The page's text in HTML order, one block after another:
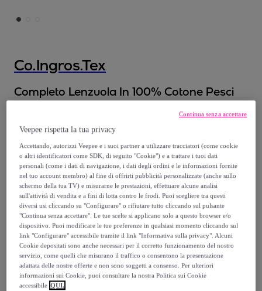
Co.Ingros.Tex
Completo Lenzuola In 100% Cotone Pesci
A partire da
40,90 €
73, €
-44%
Venduto daCo.Ingros.Tex
Consegna
Veepee rispetta la tua privacy
Accettando, autorizzi Veepee e i suoi partner a utilizzare tracciatori (come cookie
o altri identificatori come SDK, di seguito "Cookie") e a trattare i tuoi dati
personali (come i dati di navigazione, i dati degli ordini e le informazioni fornite
nel tuo account membro) al fine di offrirti pubblicità personalizzate (anche sullo
schermo della tua TV) e misurarne le prestazioni, effettuare alcune analisi
sull'attività di vendita e a fini di lotta contro le frodi. Puoi scegliere tra questi
diversi usi cliccando su "Configurare" o rifiutare tutto cliccando sul pulsante
"Continua senza accettare". Le tue scelte si applicano solo a questo browser e/o
dispositivo. Puoi modificare le tue preferenze in qualsiasi momento cliccando sul
link "Configurare" accessibile tramite il link "Informativa sulla privacy". Alcuni
Cookie depositati sono anche necessari per il corretto funzionamento del nostro
servizio, come quelli che misurano il traffico o consentono la presentazione
adattata delle nostre offerte e non sono soggetti a consenso. Per ulteriori
informazioni sui Cookie, puoi consultare la nostra Politica sui Cookie
accessibile QUI.
Continua senza accettare